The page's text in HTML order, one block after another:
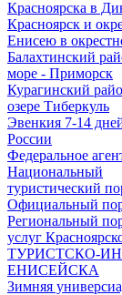
Красноярска в
Красноярск и
Енисею в
Балахтинский
море - Приморск
Курагинский
озере Тиберкуль
Эвенкия 7-14
России
Федеральное
Национальный
туристический
Официальный
Региональный
услуг
ТУРИСТСКО-
ЕНИСЕЙСКА
Зимняя